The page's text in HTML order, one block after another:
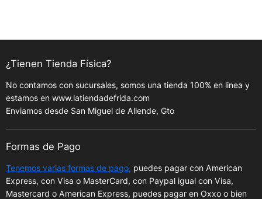
¿Tienen Tienda Física?
No contamos con sucursales, somos una tienda 100% en linea y
estamos en www.latiendadefrida.com
Enviamos desde San Miguel de Allende, Gto
Formas de Pago
Tenemos varias formas de pago, puedes pagar con American
Express, con Visa o MasterCard, con Paypal igual con Visa,
Mastercard o American Express, puedes pagar en Oxxo o bien